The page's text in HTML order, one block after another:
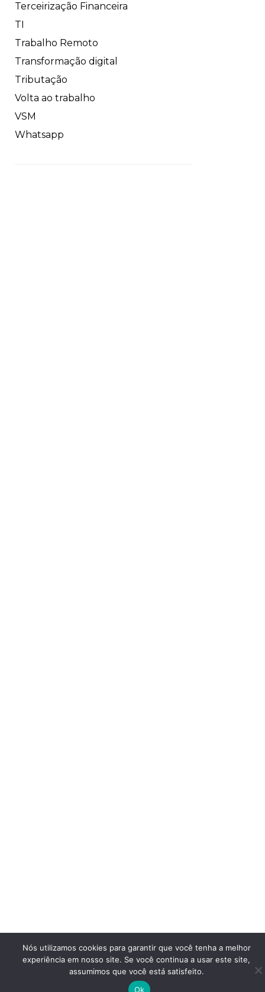
Terceirização Financeira
TI
Trabalho Remoto
Transformação digital
Tributação
Volta ao trabalho
VSM
Whatsapp
Nós utilizamos cookies para garantir que você tenha a melhor
experiência em nosso site. Se você continua a usar este site,
assumimos que você está satisfeito.
Ok